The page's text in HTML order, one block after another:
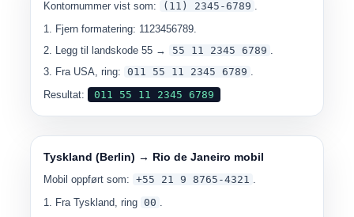
Kontornummer vist som: (11) 2345-6789 .
Fjern formatering: 1123456789.
Legg til landskode 55 →
55 11 2345 6789 .
Fra USA, ring:
011 55 11 2345 6789 .
Resultat:
011 55 11 2345 6789
Tyskland (Berlin) → Rio de Janeiro mobil
Mobil oppført som: +55 21 9 8765-4321 .
Fra Tyskland, ring 00 .